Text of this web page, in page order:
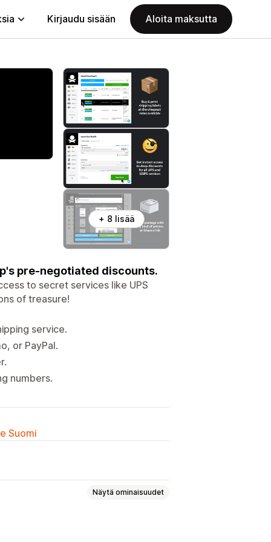
Kirjaudu sisään Aloita maksutta
+ 8 lisää
pre-negotiated discounts.
to secret services like UPS
of treasure!
service.
or PayPal.
numbers.
Suomi
Näytä ominaisuudet